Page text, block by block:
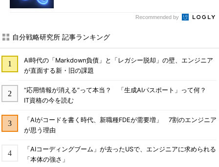
Recommended by
自分戦略研究所 記事ランキング
AI時代の「Markdown負債」と「レガシー脱却」の壁、エンジニア
が直面する新・旧の課題
“応用情報が消える”って本当？ 「生成AIパスポート」って何？
IT資格の今を読む
「AIがコードを書く時代、新職種FDEが需要増」 7割のエンジニア
が思う理由
「AIコーディングブーム」が去ったUSで、エンジニアに求められる
「本体の強さ」